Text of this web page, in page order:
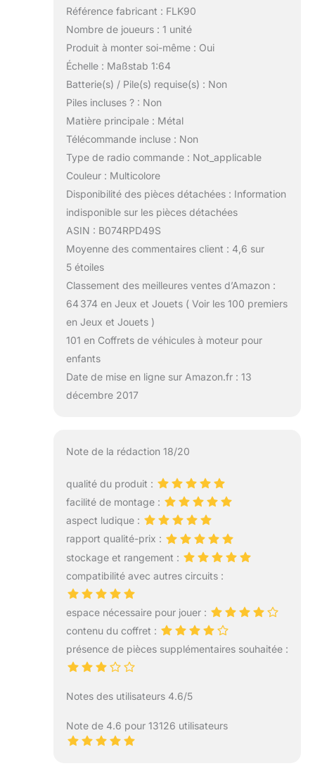
Référence fabricant : FLK90
Nombre de joueurs : 1 unité
Produit à monter soi-même : Oui
Échelle : Maßstab 1:64
Batterie(s) / Pile(s) requise(s) : Non
Piles incluses ? : Non
Matière principale : Métal
Télécommande incluse : Non
Type de radio commande : Not_applicable
Couleur : Multicolore
Disponibilité des pièces détachées : Information
indisponible sur les pièces détachées
ASIN : B074RPD49S
Moyenne des commentaires client : 4,6 sur
5 étoiles
Classement des meilleures ventes d’Amazon :
64 374 en Jeux et Jouets ( Voir les 100 premiers
en Jeux et Jouets )
101 en Coffrets de véhicules à moteur pour
enfants
Date de mise en ligne sur Amazon.fr : 13
décembre 2017
Note de la rédaction 18/20
qualité du produit :
facilité de montage :
aspect ludique :
rapport qualité-prix :
stockage et rangement :
compatibilité avec autres circuits :
espace nécessaire pour jouer :
contenu du coffret :
présence de pièces supplémentaires souhaitée :
Notes des utilisateurs 4.6/5
Note de 4.6 pour 13126 utilisateurs